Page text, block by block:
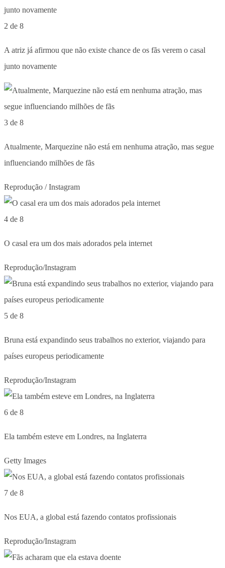
2 de 8
A atriz já afirmou que não existe chance de os fãs verem o casal
junto novamente
3 de 8
Atualmente, Marquezine não está em nenhuma atração, mas segue
influenciando milhões de fãs
Reprodução / Instagram
4 de 8
O casal era um dos mais adorados pela internet
Reprodução/Instagram
5 de 8
Bruna está expandindo seus trabalhos no exterior, viajando para
países europeus periodicamente
Reprodução/Instagram
6 de 8
Ela também esteve em Londres, na Inglaterra
Getty Images
7 de 8
Nos EUA, a global está fazendo contatos profissionais
Reprodução/Instagram